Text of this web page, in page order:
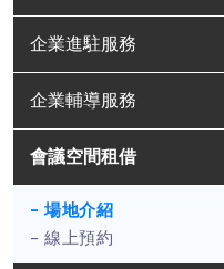
企業進駐服務
企業輔導服務
會議空間租借
- 場地介紹
- 線上預約